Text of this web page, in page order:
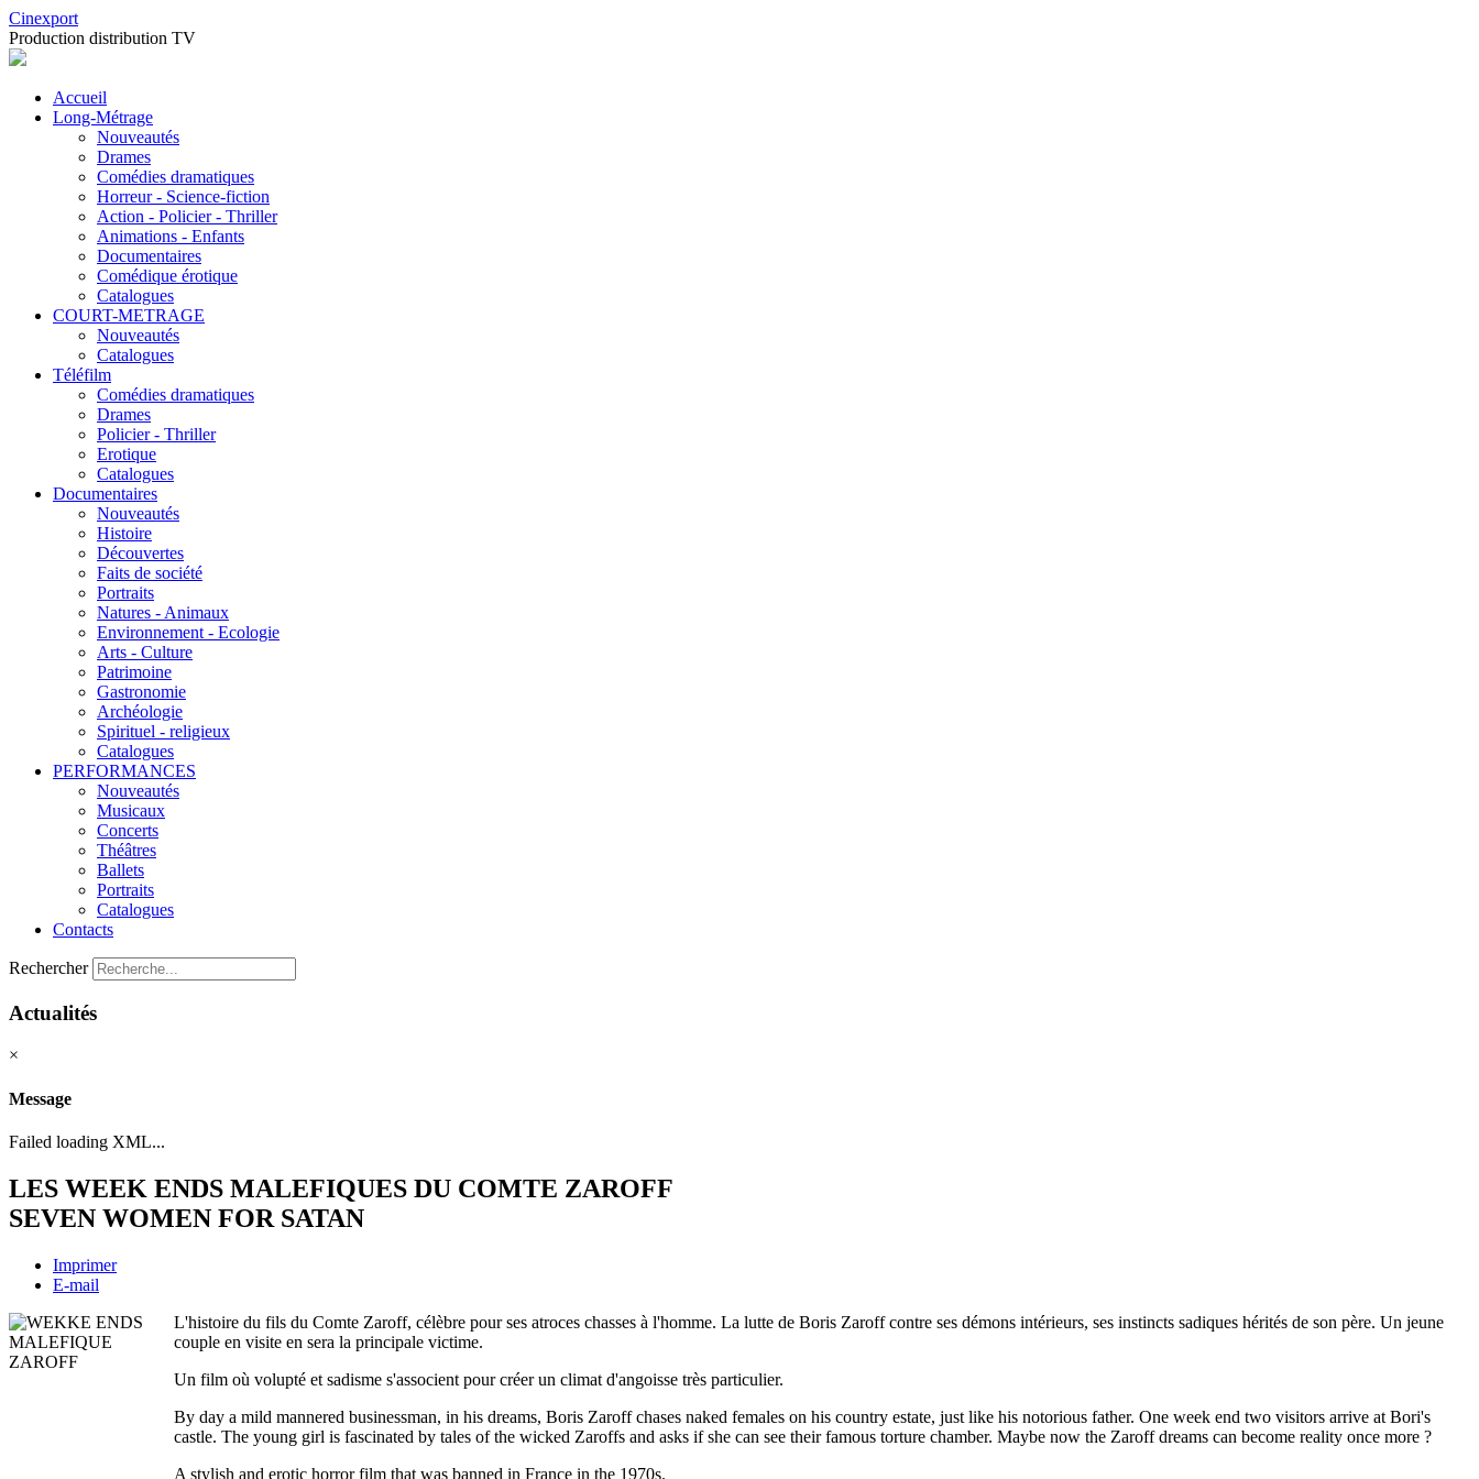
Cinexport
Production distribution TV
Accueil
Long-Métrage
Nouveautés
Drames
Comédies dramatiques
Horreur - Science-fiction
Action - Policier - Thriller
Animations - Enfants
Documentaires
Comédique érotique
Catalogues
COURT-METRAGE
Nouveautés
Catalogues
Téléfilm
Comédies dramatiques
Drames
Policier - Thriller
Erotique
Catalogues
Documentaires
Nouveautés
Histoire
Découvertes
Faits de société
Portraits
Natures - Animaux
Environnement - Ecologie
Arts - Culture
Patrimoine
Gastronomie
Archéologie
Spirituel - religieux
Catalogues
PERFORMANCES
Nouveautés
Musicaux
Concerts
Théâtres
Ballets
Portraits
Catalogues
Contacts
Rechercher
Actualités
×
Message
Failed loading XML...
LES WEEK ENDS MALEFIQUES DU COMTE ZAROFF
SEVEN WOMEN FOR SATAN
Imprimer
E-mail
L'histoire du fils du Comte Zaroff, célèbre pour ses atroces chasses à l'homme. La lutte de Boris Zaroff contre ses démons intérieurs, ses instincts sadiques hérités de son père. Un jeune
couple en visite en sera la principale victime.
Un film où volupté et sadisme s'associent pour créer un climat d'angoisse très particulier.
By day a mild mannered businessman, in his dreams, Boris Zaroff chases naked females on his country estate, just like his notorious father. One week end two visitors arrive at Bori's
castle. The young girl is fascinated by tales of the wicked Zaroffs and asks if she can see their famous torture chamber. Maybe now the Zaroff dreams can become reality once more ?
A stylish and erotic horror film that was banned in France in the 1970s.